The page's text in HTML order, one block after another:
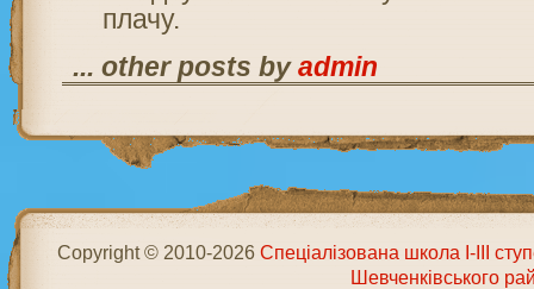
плачу.
... other posts byadmin
Copyright © 2010-2026Спеціалізована школа І-ІІІ
Шевченківського